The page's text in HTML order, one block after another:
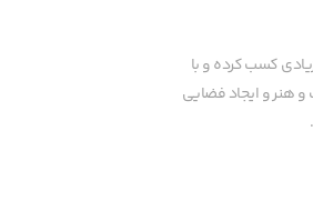
کسب کرده و با
هنر و ایجاد فضایی